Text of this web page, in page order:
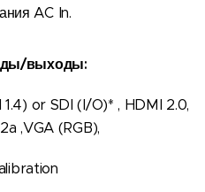
AC In.
выходы:
or SDI (I/O)* , HDMI 2.0,
,VGA (RGB),